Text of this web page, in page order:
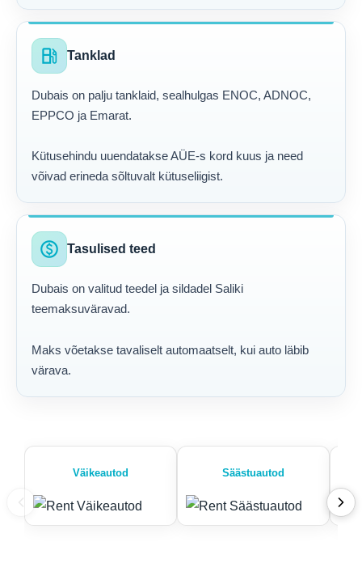
local_gas_station Tanklad
Dubais on palju tanklaid, sealhulgas ENOC, ADNOC,
EPPCO ja Emarat.
Kütusehindu uuendatakse AÜE-s kord kuus ja need
võivad erineda sõltuvalt kütuseliigist.
paid Tasulised teed
Dubais on valitud teedel ja sildadel Saliki
teemaksuväravad.
Maks võetakse tavaliselt automaatselt, kui auto läbib
värava.
Väikeautod Säästuautod